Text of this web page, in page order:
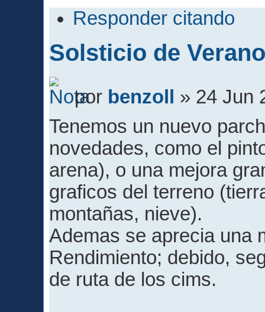
Responder citando
Solsticio de
por benzoll
» 24 Jun
Tenemos un nuevo
novedades, como el
arena), o una mejora
graficos del terreno
montañas, nieve).
Ademas se aprecia una
Rendimiento; debido,
de ruta de los cims.